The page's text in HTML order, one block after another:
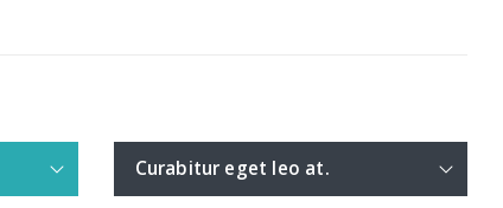
Curabitur eget leo at.